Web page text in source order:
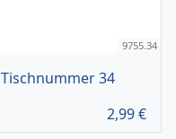
9755.34
Tischnummer 34
2,99€